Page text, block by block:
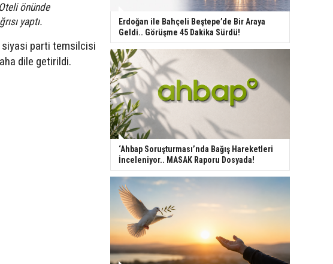
önünde
yaptı.
siyasi parti temsilcisi
dile getirildi.
Erdoğan ile Bahçeli Beştepe’de Bir Araya
Geldi.. Görüşme 45 Dakika Sürdü!
‘Ahbap Soruşturması’nda Bağış Hareketleri
İnceleniyor.. MASAK Raporu Dosyada!